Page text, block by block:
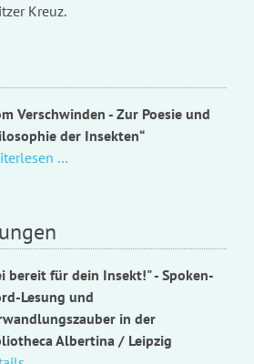
Kreuz.
Verschwinden - Zur Poesie und
der Insekten“
…
Poesie
und
Philosophie
Insekten“
bereit für dein Insekt!" - Spoken-
Lesung und
in der
Albertina / Leipzig